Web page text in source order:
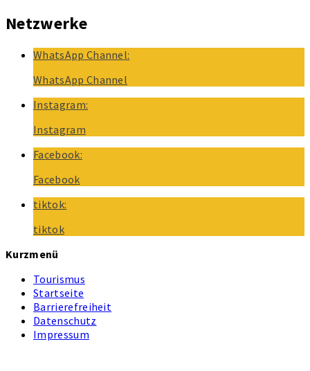
Netzwerke
WhatsApp Channel:
WhatsApp Channel
Instagram:
Instagram
Facebook:
Facebook
tiktok:
tiktok
Kurzmenü
Tourismus
Startseite
Barrierefreiheit
Datenschutz
Impressum